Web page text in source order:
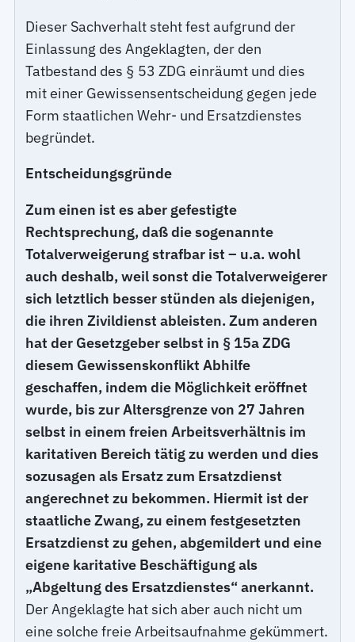
Dieser Sachverhalt steht fest aufgrund der
Einlassung des Angeklagten, der den
Tatbestand des § 53 ZDG einräumt und dies
mit einer Gewissensentscheidung gegen jede
Form staatlichen Wehr- und Ersatzdienstes
begründet.
Entscheidungsgründe
Zum einen ist es aber gefestigte
Rechtsprechung, daß die sogenannte
Totalverweigerung strafbar ist – u.a. wohl
auch deshalb, weil sonst die Totalverweigerer
sich letztlich besser stünden als diejenigen,
die ihren Zivildienst ableisten. Zum anderen
hat der Gesetzgeber selbst in § 15a ZDG
diesem Gewissenskonflikt Abhilfe
geschaffen, indem die Möglichkeit eröffnet
wurde, bis zur Altersgrenze von 27 Jahren
selbst in einem freien Arbeitsverhältnis im
karitativen Bereich tätig zu werden und dies
sozusagen als Ersatz zum Ersatzdienst
angerechnet zu bekommen. Hiermit ist der
staatliche Zwang, zu einem festgesetzten
Ersatzdienst zu gehen, abgemildert und eine
eigene karitative Beschäftigung als
„Abgeltung des Ersatzdienstes“ anerkannt.
Der Angeklagte hat sich aber auch nicht um
eine solche freie Arbeitsaufnahme gekümmert.